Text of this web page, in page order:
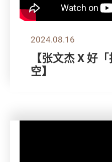
2024.08.16
【张文杰 X 好
空】